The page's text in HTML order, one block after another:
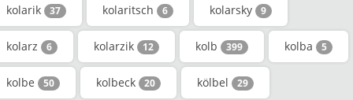
kolarik 37 kolaritsch 6 kolarsky 9
kolarz 6 kolarzik 12 kolb 399 kolba 5
kolbe 50 kolbeck 20 kölbel 29